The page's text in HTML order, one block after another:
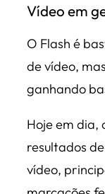
Vídeo em
O Flash é
de vídeo,
ganhando
Hoje em dia,
resultados
vídeo,